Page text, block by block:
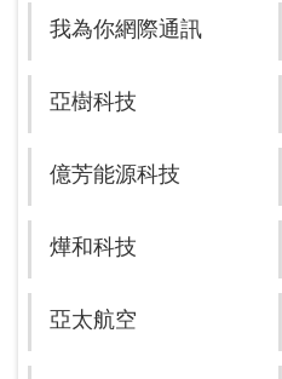
我為你網際通訊
亞樹科技
億芳能源科技
燁和科技
亞太航空